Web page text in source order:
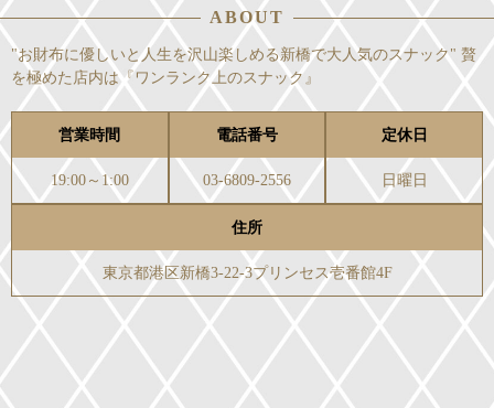
ABOUT
"お財布に優しいと人生を沢山楽しめる新橋で大人気のスナック" 贅
を極めた店内は『ワンランク上のスナック』
営業時間
19:00～1:00
電話番号
03-6809-2556
定休日
日曜日
住所
東京都港区新橋3-22-3プリンセス壱番館4F